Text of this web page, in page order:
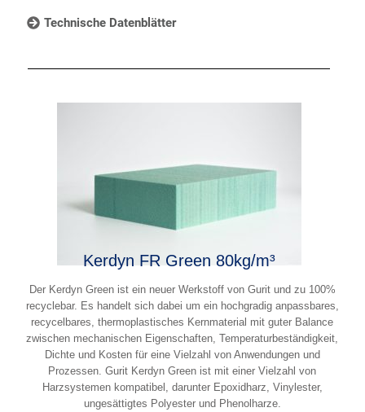
Technische Datenblätter
Kerdyn FR Green 80kg/m³
Der Kerdyn Green ist ein neuer Werkstoff von Gurit und zu 100%
recyclebar. Es handelt sich dabei um ein hochgradig anpassbares,
recycelbares, thermoplastisches Kernmaterial mit guter Balance
zwischen mechanischen Eigenschaften, Temperaturbeständigkeit,
Dichte und Kosten für eine Vielzahl von Anwendungen und
Prozessen. Gurit Kerdyn Green ist mit einer Vielzahl von
Harzsystemen kompatibel, darunter Epoxidharz, Vinylester,
ungesättigtes Polyester und Phenolharze.